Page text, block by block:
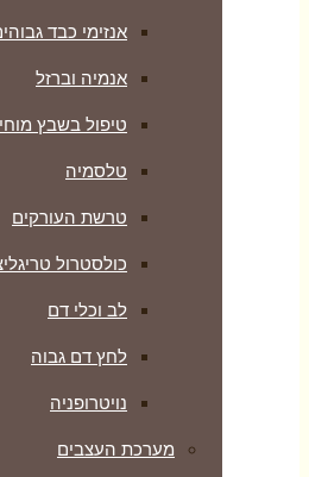
אנזימי כבד
אנמיה וברזל
טיפול בשבץ
טלסמיה
טרשת העורקים
כולסטרול
לב וכלי דם
לחץ דם גבוה
נויטרופניה
מערכת העצבים